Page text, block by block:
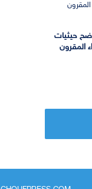
حيثيات
المقرون